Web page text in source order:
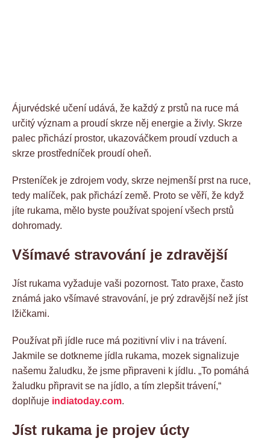
Ájurvédské učení udává, že každý z prstů na ruce má
určitý význam a proudí skrze něj energie a živly. Skrze
palec přichází prostor, ukazováčkem proudí vzduch a
skrze prostředníček proudí oheň.
Prsteníček je zdrojem vody, skrze nejmenší prst na ruce,
tedy malíček, pak přichází země. Proto se věří, že když
jíte rukama, mělo byste používat spojení všech prstů
dohromady.
Všímavé stravování je zdravější
Jíst rukama vyžaduje vaši pozornost. Tato praxe, často
známá jako všímavé stravování, je prý zdravější než jíst
lžičkami.
Používat při jídle ruce má pozitivní vliv i na trávení.
Jakmile se dotkneme jídla rukama, mozek signalizuje
našemu žaludku, že jsme připraveni k jídlu. „To pomáhá
žaludku připravit se na jídlo, a tím zlepšit trávení,“
doplňuje indiatoday.com.
Jíst rukama je projev úcty